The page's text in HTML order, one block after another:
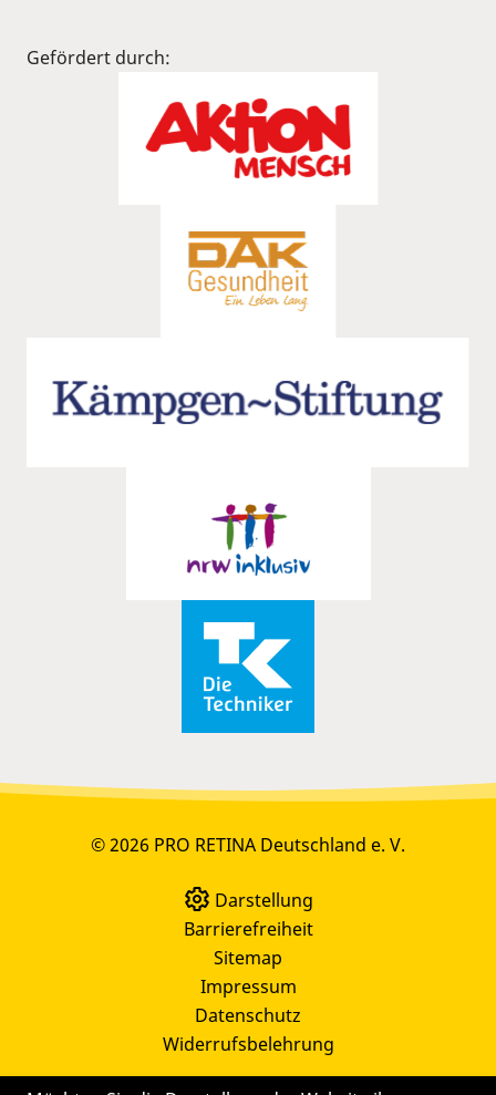
Gefördert durch:
© 2026 PRO RETINA Deutschland e. V.
Darstellung
Barrierefreiheit
Sitemap
Impressum
Datenschutz
Widerrufsbelehrung